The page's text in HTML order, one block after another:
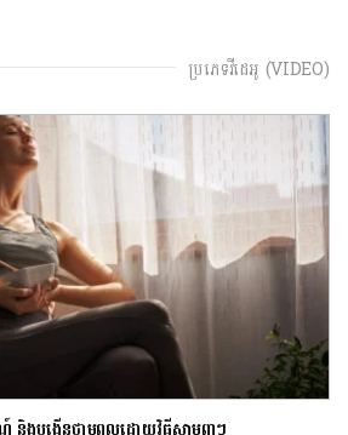
ប្រភេទវីដេអូ (VIDEO)